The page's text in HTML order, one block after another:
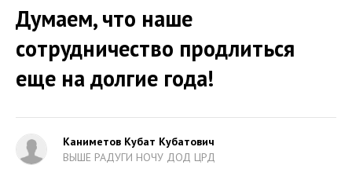
Думаем, что наше
сотрудничество продлиться
еще на долгие года!
Каниметов Кубат Кубатович
ВЫШЕ РАДУГИ НОЧУ ДОД ЦРД